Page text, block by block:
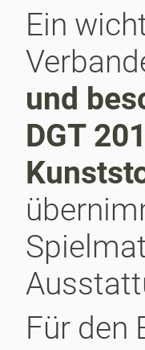
Ein
und
DGT
Für den